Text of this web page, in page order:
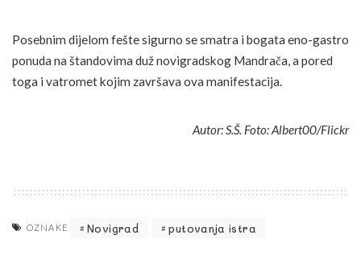
Posebnim dijelom fešte sigurno se smatra i bogata eno-gastro
ponuda na štandovima duž novigradskog Mandrača, a pored
toga i vatromet kojim završava ova manifestacija.
Autor: S.Š. Foto: Albert00/Flickr
OZNAKE Novigrad putovanja istra